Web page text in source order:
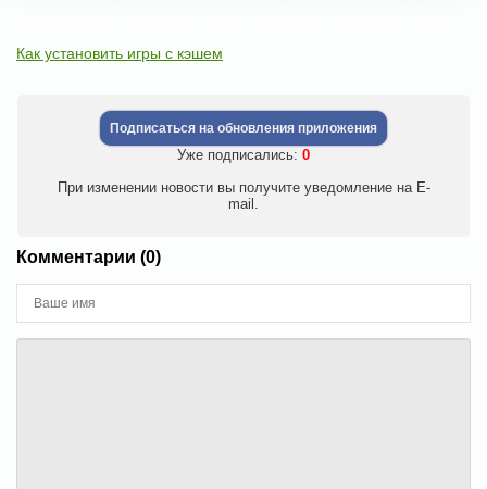
Как установить игры с кэшем
Подписаться на обновления приложения
Уже подписались: 0
При изменении новости вы получите уведомление на E-
mail.
Комментарии (0)